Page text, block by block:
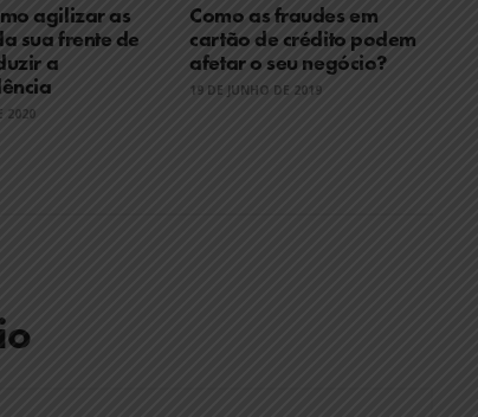
agilizar as
sua frente de
a
2020
Como as fraudes em
cartão de crédito podem
afetar o seu negócio?
19 DE JUNHO DE 2019